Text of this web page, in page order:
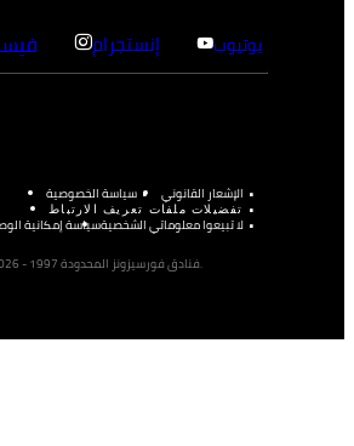
إنستجرام يوتيوب
الإشعار القانوني سياسة الخصوصية
تفضيلات ملفات تعريف الارتباط
لا تبيعوا معلوماتي الشخصيةسياسة إمكانية
©فنادق فورسيزونز المحدودة 1997 - 2026. جميع الحقوق محفوظة.